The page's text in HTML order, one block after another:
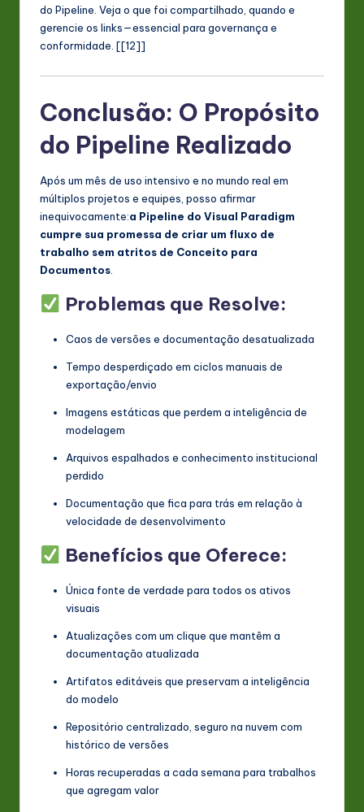
do Pipeline. Veja o que foi compartilhado, quando e
gerencie os links—essencial para governança e
conformidade. [[12]]
Conclusão: O Propósito
do Pipeline Realizado
Após um mês de uso intensivo e no mundo real em
múltiplos projetos e equipes, posso afirmar
inequivocamente:a Pipeline do Visual Paradigm
cumpre sua promessa de criar um fluxo de
trabalho sem atritos de Conceito para
Documentos.
Problemas que Resolve:
Caos de versões e documentação desatualizada
Tempo desperdiçado em ciclos manuais de
exportação/envio
Imagens estáticas que perdem a inteligência de
modelagem
Arquivos espalhados e conhecimento institucional
perdido
Documentação que fica para trás em relação à
velocidade de desenvolvimento
Benefícios que Oferece:
Única fonte de verdade para todos os ativos
visuais
Atualizações com um clique que mantêm a
documentação atualizada
Artifatos editáveis que preservam a inteligência
do modelo
Repositório centralizado, seguro na nuvem com
histórico de versões
Horas recuperadas a cada semana para trabalhos
que agregam valor